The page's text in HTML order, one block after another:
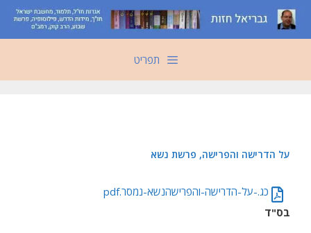
לדלג
לתוכן
תפריט
על הדרישה והפרישה, פרשת נשא
כג.-על-הדרישה-והפרישהנשא-נמסר.pdf
בס"ד